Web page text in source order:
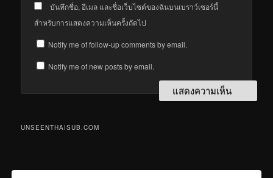
บันทึกชื่อ, อีเมล และชื่อเว็บไซต์ของฉันบนเบราว์เซอร์นี้
สำหรับการแสดงความเห็นครั้งถัดไป
Notify me of follow-up comments by email.
Notify me of new posts by email.
UNSEENTHAISUB.COM